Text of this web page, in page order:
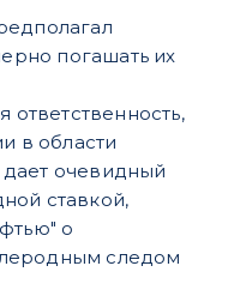
погашать их
ответственность,
в области
очевидный
ставкой,
о
следом